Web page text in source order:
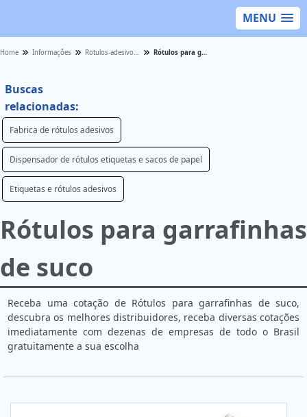
MENU
Home Informações Rotulos-adesivos - Categoria Rótulos para garrafinhas de suco
Buscas
relacionadas:
Fabrica de rótulos adesivos
Dispensador de rótulos etiquetas e sacos de papel
Etiquetas e rótulos adesivos
Rótulos para garrafinhas
de suco
Receba uma cotação de Rótulos para garrafinhas de suco,
descubra os melhores distribuidores, receba diversas cotações
imediatamente com dezenas de empresas de todo o Brasil
gratuitamente a sua escolha